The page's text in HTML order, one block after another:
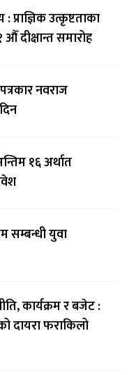
प्राज्ञिक उत्कृष्टताका
दीक्षान्त समारोह
नवराज
१६ अर्थात
सम्बन्धी युवा
कार्यक्रम र बजेट :
दायरा फराकिलो